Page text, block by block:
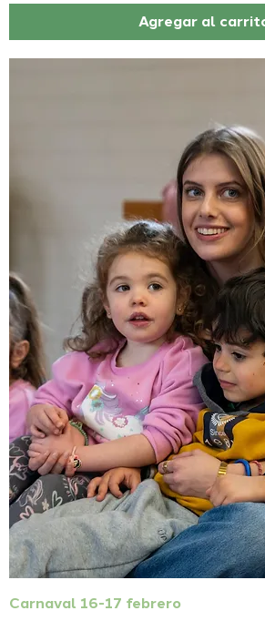
Agregar al
Carnaval 16-17 febrero